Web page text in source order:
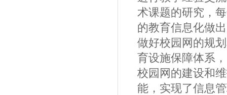
术课题的研究，
的教育信息化做
做好校园网的规
育设施保障体系
校园网的建设和
能，实现了信息